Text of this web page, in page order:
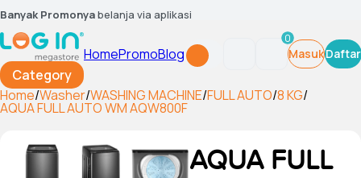
Banyak Promonyabelanja via aplikasi
Category
HomePromoBlog
0
MasukDaftar
Home/Washer/WASHING MACHINE/FULL AUTO/8 KG/
AQUA FULL AUTO WM AQW800F
AQUA FULL